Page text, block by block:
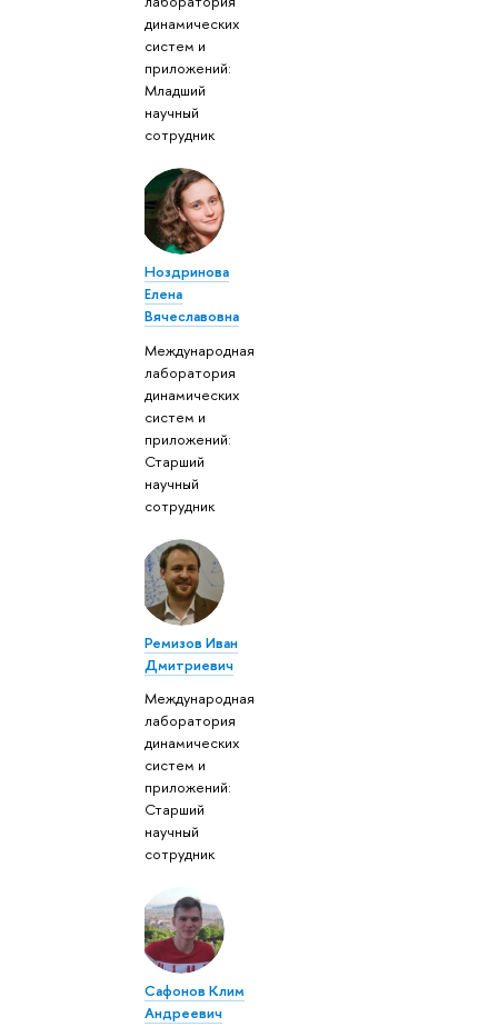
динамических
систем и
приложений:
Младший
научный
сотрудник
Ноздринова
Елена
Вячеславовна
Международная
лаборатория
динамических
систем и
приложений:
Старший
научный
сотрудник
Ремизов Иван
Дмитриевич
Международная
лаборатория
динамических
систем и
приложений:
Старший
научный
сотрудник
Сафонов Клим
Андреевич